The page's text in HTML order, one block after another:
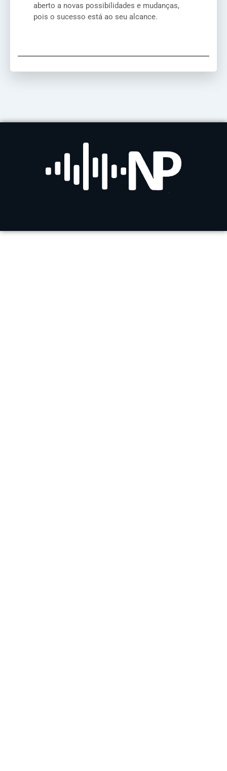
aberto a novas possibilidades e mudanças,
pois o sucesso está ao seu alcance.